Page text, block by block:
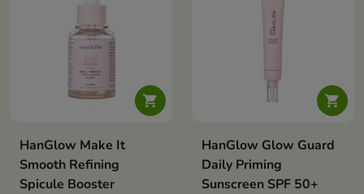

HanGlow Make It
Smooth Refining
Spicule Booster

HanGlow Glow Guard
Daily Priming
Sunscreen SPF 50+